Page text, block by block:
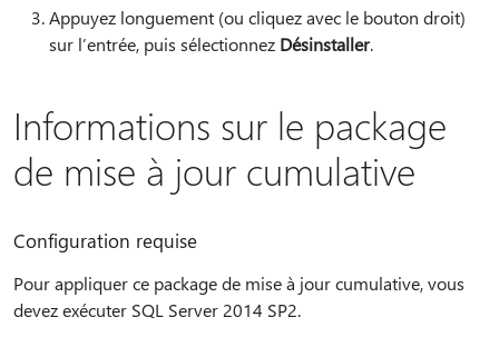
Appuyez longuement (ou cliquez avec le bouton droit)
sur l’entrée, puis sélectionnez Désinstaller.
Informations sur le package
de mise à jour cumulative
Configuration requise
Pour appliquer ce package de mise à jour cumulative, vous
devez exécuter SQL Server 2014 SP2.